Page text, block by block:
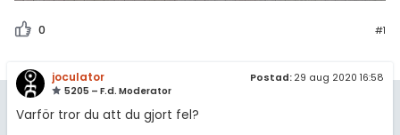
0 #1
joculator
5205 – F.d. Moderator
Postad: 29 aug 2020 16:58
Varför tror du att du gjort fel?